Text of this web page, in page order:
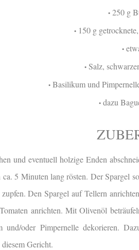
•250 g
•150 g
•
• Salz,
•Basilikum und
•dazu
und eventuell holzige Enden
ca. 5 Minuten lang rösten. Der Spargel
Den Spargel auf Tellern
anrichten. Mit Olivenöl
und/oder Pimpernelle dekorieren.
Gericht.